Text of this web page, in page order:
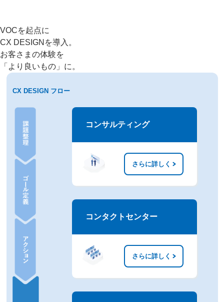
VOCを起点に
CX DESIGNを導入。
お客さまの体験を
「より良いもの」に。
CX DESIGN フロー
ゴール定
義
ン
改善
コンサルティング
さらに詳しく
コンタクトセンター
さらに詳しく